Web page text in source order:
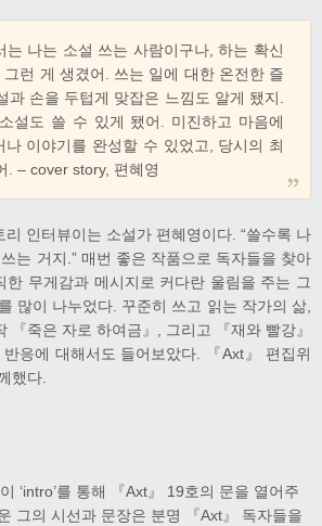
는 나는 소설 쓰는 사람이구나, 하는 확신
런 게 생겼어. 쓰는 일에 대한 온전한 즐
과 손을 두텁게 맞잡은 느낌도 알게 됐지.
설도 쓸 수 있게 됐어. 미진하고 마음에
나 이야기를 완성할 수 있었고, 당시의 최
. – cover story, 편혜영
리 인터뷰이는 소설가 편혜영이다. “쓸수록 나
는 거지.” 매번 좋은 작품으로 독자들을 찾아
한 무게감과 메시지로 커다란 울림을 주는 그
많이 나누었다. 꾸준히 쓰고 읽는 작가의 삶,
『죽은 자로 하여금』, 그리고 『재와 빨강』
응에 대해서도 들어보았다. 『Axt』 편집위
했다.
‘intro’를 통해 『Axt』 19호의 문을 열어주
그의 시선과 문장은 분명 『Axt』 독자들을